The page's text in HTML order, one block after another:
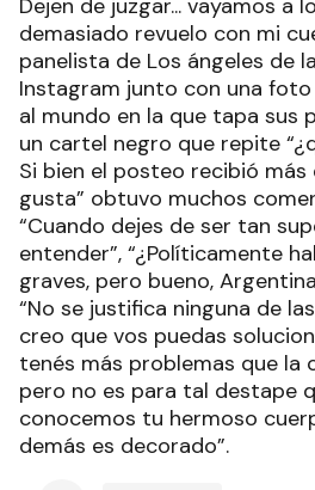
Dejen de juzgar... vayamos a
demasiado revuelo con mi
panelista de Los ángeles de
Instagram junto con una
al mundo en la que tapa sus
un cartel negro que repite
Si bien el posteo recibió más
gusta” obtuvo muchos
“Cuando dejes de ser tan
entender”, “¿Políticamente
graves, pero bueno,
“No se justifica ninguna de
creo que vos puedas
tenés más problemas que la
pero no es para tal destape
conocemos tu hermoso
demás es decorado”.